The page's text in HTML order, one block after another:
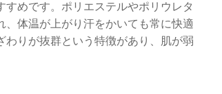
めです。ポリエステルやポリウレタ
、体温が上がり汗をかいても常に快適
りが抜群という特徴があり、肌が弱